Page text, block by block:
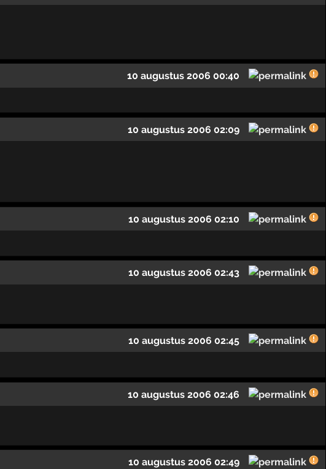
10 augustus 2006 00:40
10 augustus 2006 02:09
10 augustus 2006 02:10
10 augustus 2006 02:43
10 augustus 2006 02:45
10 augustus 2006 02:46
10 augustus 2006 02:49